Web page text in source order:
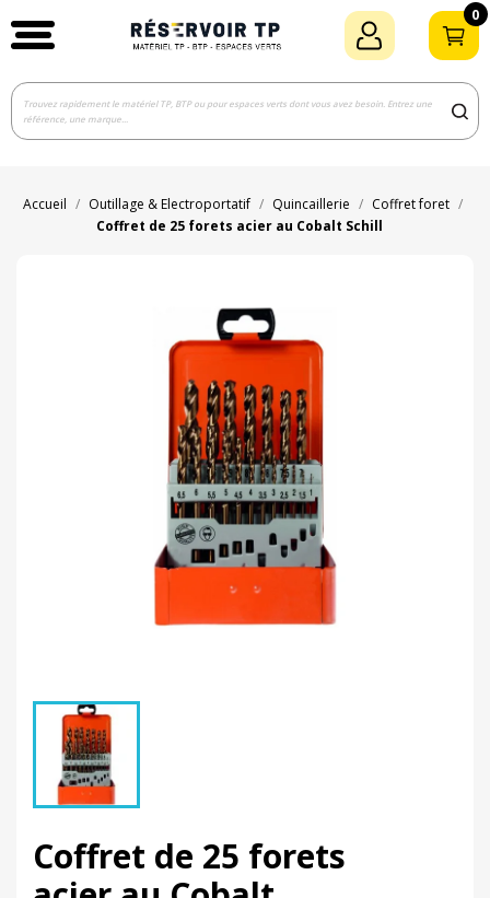
0
Accueil Outillage & Electroportatif Quincaillerie
Coffret foret
Coffret de 25 forets acier au Cobalt Schill
Coffret de 25 forets